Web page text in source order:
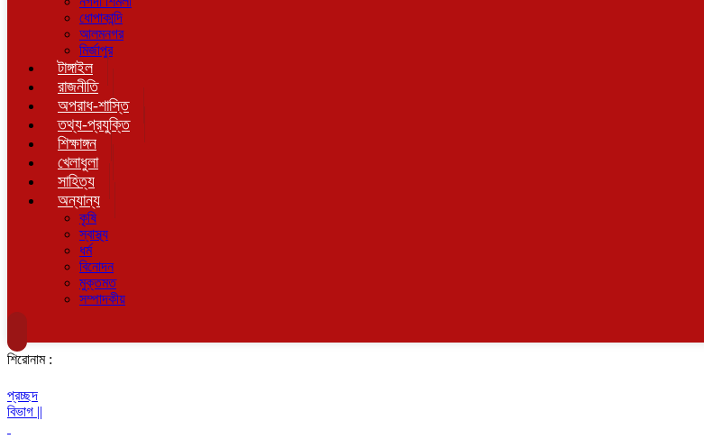
ধোপাকান্দি
আলমনগর
মির্জাপুর
টাঙ্গাইল
রাজনীতি
অপরাধ-শাস্তি
তথ্য-প্রযুক্তি
শিক্ষাঙ্গন
খেলাধুলা
সাহিত্য
অন্যান্য
কৃষি
স্বাস্থ্য
ধর্ম
বিনোদন
মুক্তমত
সম্পাদকীয়
শিরোনাম :
প্রচ্ছদ
বিভাগ ||